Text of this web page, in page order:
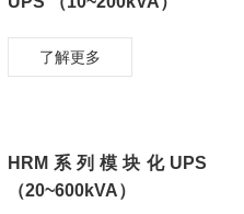
了解更多
HRM系列模块化UPS
（20~600kVA）